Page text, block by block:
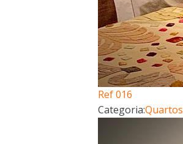
Ref 016
Categoria:Quartos